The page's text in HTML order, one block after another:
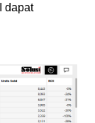
dapat